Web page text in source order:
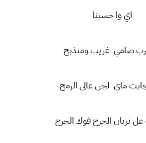
اي وا حسينا
ضامي غريب ومنذبح
ماي لجن عالي الرمح
تربان الجرح فوك الجرح